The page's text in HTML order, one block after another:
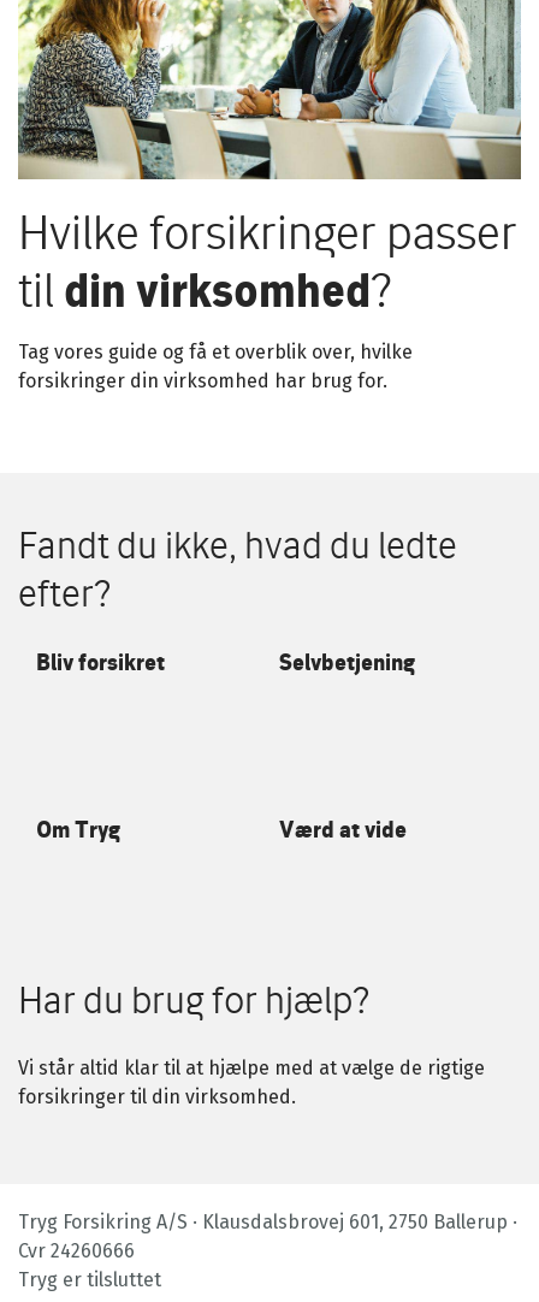
Hvilke forsikringer passer
til din virksomhed?
Tag vores guide og få et overblik over, hvilke
forsikringer din virksomhed har brug for.
Fandt du ikke, hvad du ledte
efter?
Bliv forsikret Selvbetjening
Om Tryg Værd at vide
Har du brug for hjælp?
Vi står altid klar til at hjælpe med at vælge de rigtige
forsikringer til din virksomhed.
Tryg Forsikring A/S · Klausdalsbrovej 601, 2750 Ballerup ·
Cvr 24260666
Tryg er tilsluttet